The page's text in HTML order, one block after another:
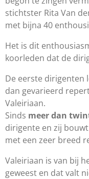
stichtster Rita Van
met bijna 40
Het is dit
koorleden dat de
De eerste dirigenten
dan gevarieerd
Valeiriaan.
Sinds meer dan
dirigente en zij
met een zeer breed
Valeiriaan is van bij
geweest en dat valt